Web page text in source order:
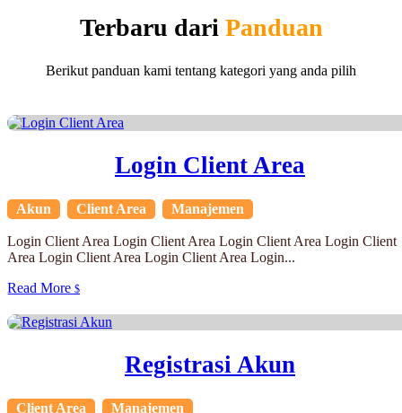
Terbaru dari Panduan
Berikut panduan kami tentang kategori yang anda pilih
Login Client Area
Akun Client Area Manajemen
Login Client Area Login Client Area Login Client Area Login Client
Area Login Client Area Login Client Area Login...
Read More $
Registrasi Akun
Client Area
Manajemen